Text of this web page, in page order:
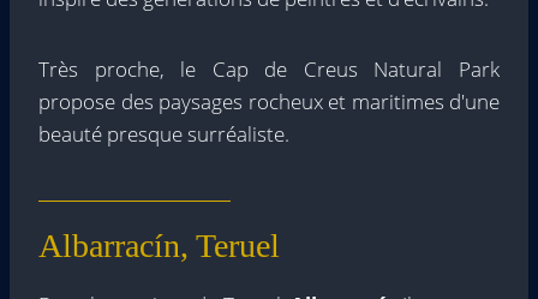
Très proche, le Cap de Creus Natural Park
propose des paysages rocheux et maritimes d'une
beauté presque surréaliste.
Albarracín, Teruel